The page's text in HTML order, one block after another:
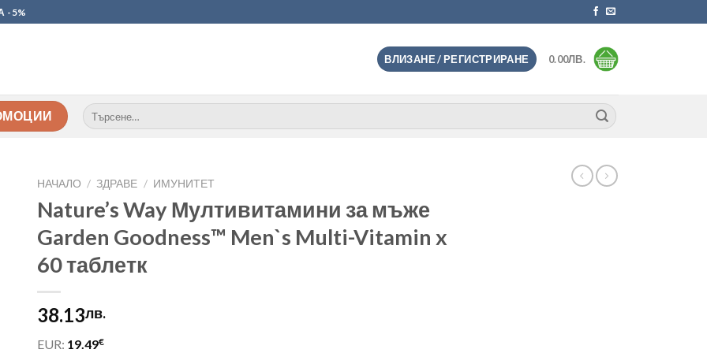
-5%
ВЛИЗАНЕ / РЕГИСТРИРАНЕ 0.00ЛВ.
Търсене
за:
НАЧАЛО / ЗДРАВЕ / ИМУНИТЕТ
Nature’s Way Мултивитамини за мъже
Garden Goodness™ Men`s Multi-Vitamin x
60 таблетк
38.13лв.
EUR: 19.49€